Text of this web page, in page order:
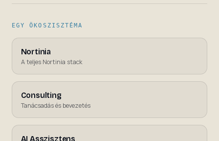
EGY ÖKOSZISZTÉMA
Nortinia
A teljes Nortinia stack
Consulting
Tanácsadás és bevezetés
AI Asszisztens